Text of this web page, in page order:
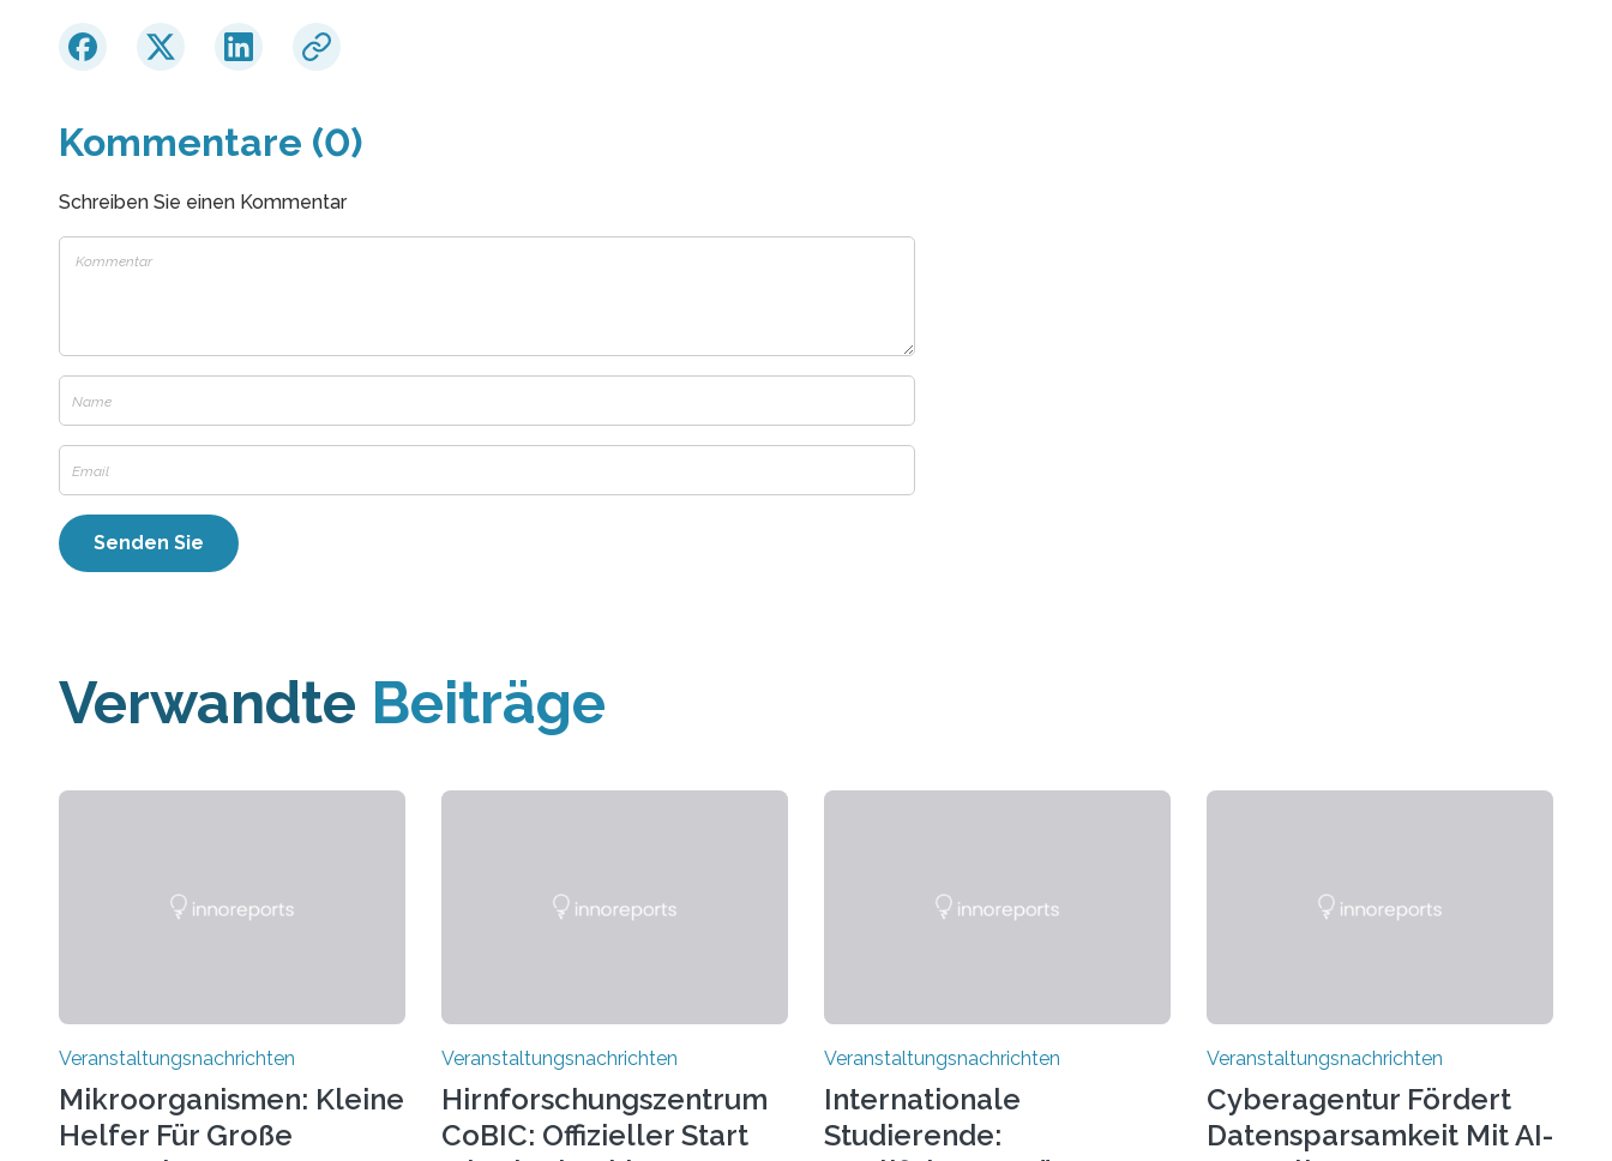
Kommentare (0)
Schreiben Sie einen Kommentar
Verwandte Beiträge
Veranstaltungsnachrichten
Mikroorganismen: Kleine
Helfer Für Große
Veranstaltungsnachrichten
Hirnforschungszentrum
CoBIC: Offizieller Start
Veranstaltungsnachrichten
Internationale
Studierende:
Veranstaltungsnachrichten
Cyberagentur Fördert
Datensparsamkeit Mit AI-